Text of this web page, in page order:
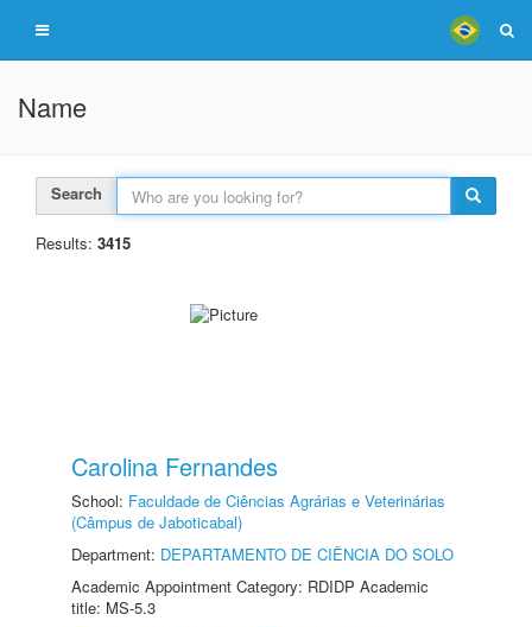
Name
Search
Results: 3415
Carolina Fernandes
School: Faculdade de Ciências Agrárias e Veterinárias
(Câmpus de Jaboticabal)
Department: DEPARTAMENTO DE CIÊNCIA DO SOLO
Academic Appointment Category: RDIDP Academic
title: MS-5.3